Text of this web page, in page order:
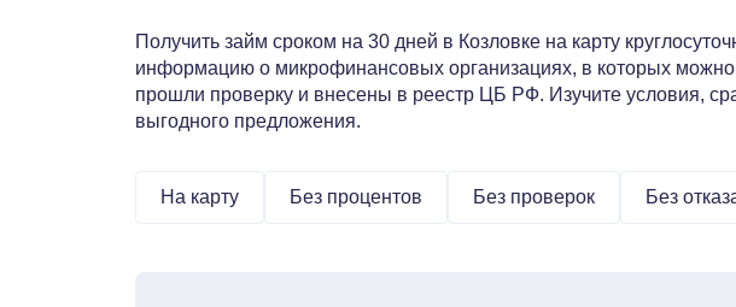
Получить займ сроком на 30 дней в Козловке на карту
информацию о микрофинансовых организациях, в которых
прошли проверку и внесены в реестр ЦБ РФ. Изучите условия,
выгодного предложения.
На карту Без процентов Без проверок Без